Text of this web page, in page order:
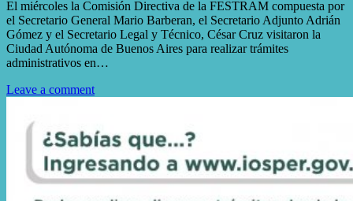
El miércoles la Comisión Directiva de la FESTRAM compuesta por
el Secretario General Mario Barberan, el Secretario Adjunto Adrián
Gómez y el Secretario Legal y Técnico, César Cruz visitaron la
Ciudad Autónoma de Buenos Aires para realizar trámites
administrativos en…
Leave a comment